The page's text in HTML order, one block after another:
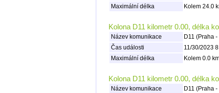
Maximální délka
Kolem 24.0
Kolona D11 kilometr 0.00, délka
Název komunikace
D11 (Praha
Čas události
11/30/2023
Maximální délka
Kolem 0.0
Kolona D11 kilometr 0.00, délka
Název komunikace
D11 (Praha